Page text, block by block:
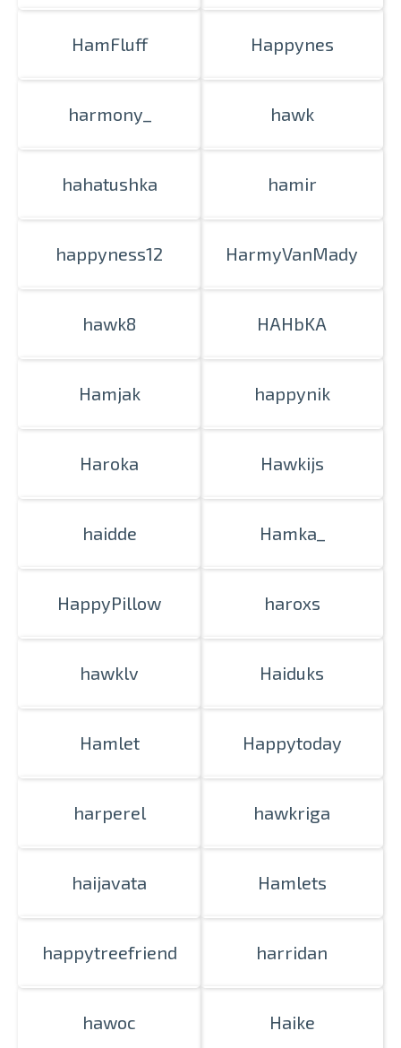
HamFluff Happynes
harmony_ hawk
hahatushka hamir
happyness12 HarmyVanMady
hawk8 HAHbKA
Hamjak happynik
Haroka Hawkijs
haidde Hamka_
HappyPillow haroxs
hawklv Haiduks
Hamlet Happytoday
harperel hawkriga
haijavata Hamlets
happytreefriend harridan
hawoc Haike